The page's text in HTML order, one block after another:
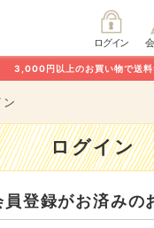
ログイン
3,000円以上のお買い物で送料
ン
ログイン
員登録がお済みの